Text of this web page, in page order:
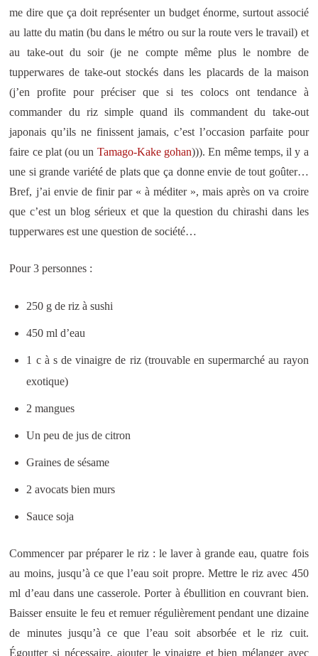
me dire que ça doit représenter un budget énorme, surtout associé
au latte du matin (bu dans le métro ou sur la route vers le travail) et
au take-out du soir (je ne compte même plus le nombre de
tupperwares de take-out stockés dans les placards de la maison
(j’en profite pour préciser que si tes colocs ont tendance à
commander du riz simple quand ils commandent du take-out
japonais qu’ils ne finissent jamais, c’est l’occasion parfaite pour
faire ce plat (ou un Tamago-Kake gohan))). En même temps, il y a
une si grande variété de plats que ça donne envie de tout goûter…
Bref, j’ai envie de finir par « à méditer », mais après on va croire
que c’est un blog sérieux et que la question du chirashi dans les
tupperwares est une question de société…
Pour 3 personnes :
250 g de riz à sushi
450 ml d’eau
1 c à s de vinaigre de riz (trouvable en supermarché au rayon
exotique)
2 mangues
Un peu de jus de citron
Graines de sésame
2 avocats bien murs
Sauce soja
Commencer par préparer le riz : le laver à grande eau, quatre fois
au moins, jusqu’à ce que l’eau soit propre. Mettre le riz avec 450
ml d’eau dans une casserole. Porter à ébullition en couvrant bien.
Baisser ensuite le feu et remuer régulièrement pendant une dizaine
de minutes jusqu’à ce que l’eau soit absorbée et le riz cuit.
Égoutter si nécessaire, ajouter le vinaigre et bien mélanger avec